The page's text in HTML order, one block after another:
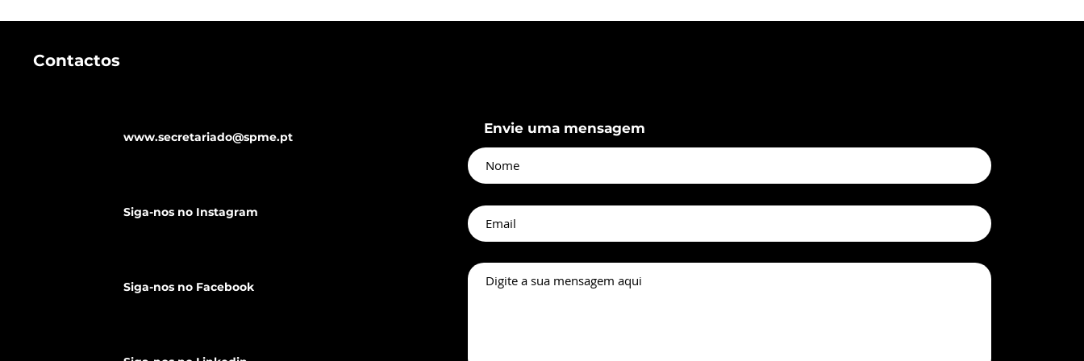
Medicina Estética
www.secretariado@spme.pt
Siga-nos no Instagram
Siga-nos no Facebook
Envie uma mensagem
Contactos